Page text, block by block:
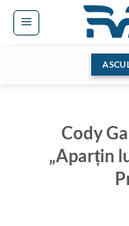
Skip
Cody
„Aparțin